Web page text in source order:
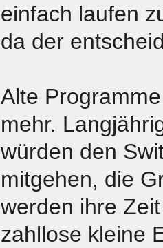
einfach laufen
da der
Alte
mehr.
würden den
mitgehen, die
werden ihre
zahllose kleine